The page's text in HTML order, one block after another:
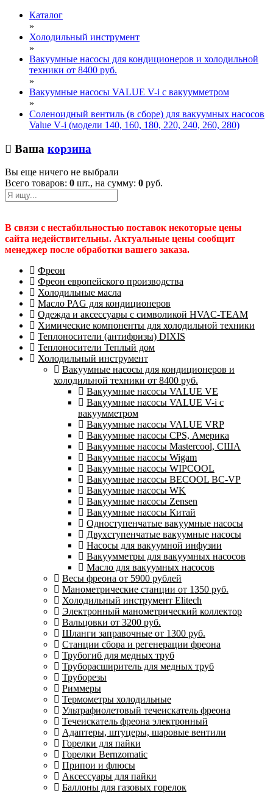
Каталог
»
Холодильный инструмент
»
Вакуумные насосы для кондиционеров и холодильной
техники от 8400 руб.
»
Вакуумные насосы VALUE V-i с вакуумметром
»
Соленоидный вентиль (в сборе) для вакуумных насосов
Value V‑i (модели 140, 160, 180, 220, 240, 260, 280)
Ваша корзина
Вы еще ничего не выбрали
Всего товаров: 0 шт., на сумму: 0 руб.
В связи с нестабильностью поставок некоторые цены
сайта недействительны. Актуальные цены сообщит
менеджер после обработки вашего заказа.
Фреон
Фреон европейского производства
Холодильные масла
Масло PAG для кондиционеров
Одежда и аксессуары с символикой HVAC-TEAM
Химические компоненты для холодильной техники
Теплоносители (антифризы) DIXIS
Теплоносители Теплый дом
Холодильный инструмент
Вакуумные насосы для кондиционеров и
холодильной техники от 8400 руб.
Вакуумные насосы VALUE VE
Вакуумные насосы VALUE V-i с
вакуумметром
Вакуумные насосы VALUE VRP
Вакуумные насосы CPS, Америка
Вакуумные насосы Mastercool, США
Вакуумные насосы Wigam
Вакуумные насосы WIPCOOL
Вакуумные насосы BECOOL BC-VP
Вакуумные насосы WK
Вакуумные насосы Zensen
Вакуумные насосы Китай
Одноступенчатые вакуумные насосы
Двухступенчатые вакуумные насосы
Насосы для вакуумной инфузии
Вакуумметры для вакуумных насосов
Масло для вакуумных насосов
Весы фреона от 5900 рублей
Манометрические станции от 1350 руб.
Холодильный инструмент Elitech
Электронный манометрический коллектор
Вальцовки от 3200 руб.
Шланги заправочные от 1300 руб.
Станции сбора и регенерации фреона
Трубогиб для медных труб
Труборасширитель для медных труб
Труборезы
Риммеры
Термометры холодильные
Ультрафиолетовый течеискатель фреона
Течеискатель фреона электронный
Адаптеры, штуцеры, шаровые вентили
Горелки для пайки
Горелки Bernzomatic
Припои и флюсы
Аксессуары для пайки
Баллоны для газовых горелок